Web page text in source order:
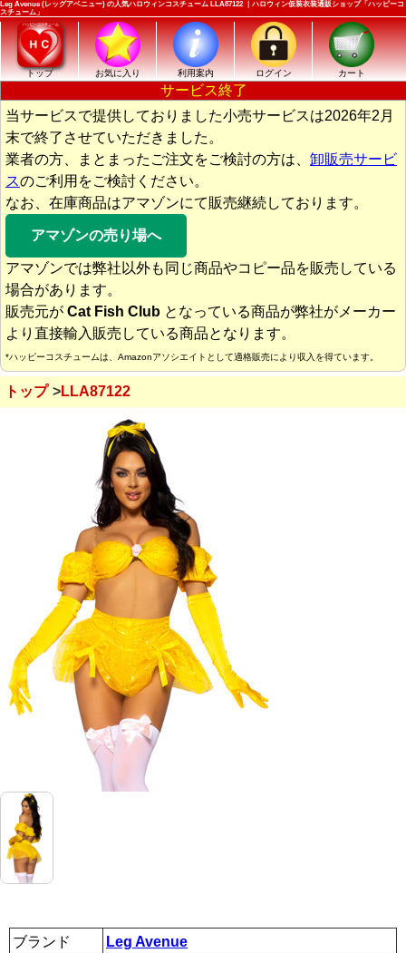
Leg Avenue (レッグアベニュー) の人気ハロウィンコスチューム LLA87122 ｜ハロウィン仮装衣装通販ショップ「ハッピーコ
スチューム」
トップ お気に入り 利用案内 ログイン カート
サービス終了
当サービスで提供しておりました小売サービスは2026年2月
末で終了させていただきました。
業者の方、まとまったご注文をご検討の方は、 卸販売サービ
スのご利用をご検討ください。
なお、在庫商品はアマゾンにて販売継続しております。
アマゾンの売り場へ
アマゾンでは弊社以外も同じ商品やコピー品を販売している
場合があります。
販売元が Cat Fish Club となっている商品が弊社がメーカー
より直接輸入販売している商品となります。
*ハッピーコスチュームは、Amazonアソシエイトとして適格販売により収入を得ています。
トップ LLA87122
ブランド
Leg Avenue